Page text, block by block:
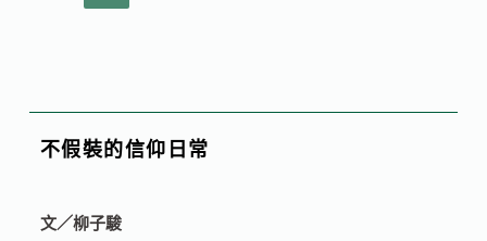
不假裝的信仰日常
文／柳子駿